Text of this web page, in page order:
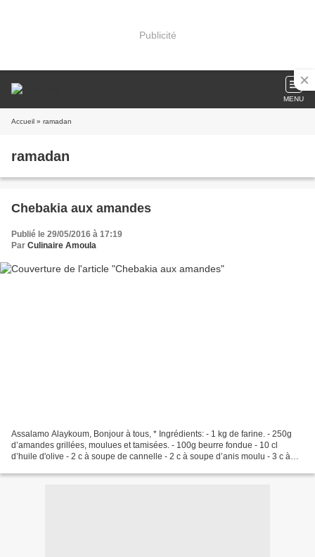
Publicité
MENU
Accueil » ramadan
ramadan
Chebakia aux amandes
Publié le 29/05/2016 à 17:19
Par Culinaire Amoula
Assalamo Alaykoum, Bonjour à tous, * Ingrédients: - 1 kg de farine. - 250g
d’amandes grillées, moulues et tamisées. - 100g beurre fondue - 10 cl
d’huile d'olive - 2 c à soupe de cannelle - 2 c à soupe d’anis moulu - 3 c à